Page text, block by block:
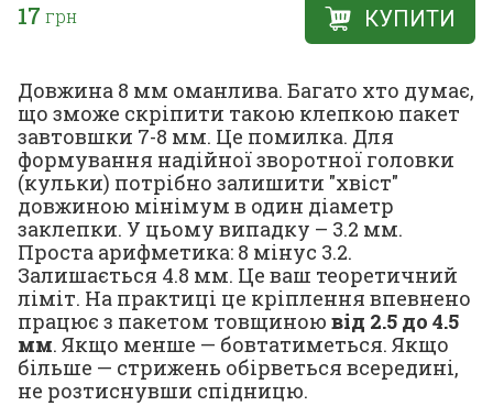
17 грн КУПИТИ
Довжина 8 мм оманлива. Багато хто думає,
що зможе скріпити такою клепкою пакет
завтовшки 7-8 мм. Це помилка. Для
формування надійної зворотної головки
(кульки) потрібно залишити "хвіст"
довжиною мінімум в один діаметр
заклепки. У цьому випадку – 3.2 мм.
Проста арифметика: 8 мінус 3.2.
Залишається 4.8 мм. Це ваш теоретичний
ліміт. На практиці це кріплення впевнено
працює з пакетом товщиною від 2.5 до 4.5
мм. Якщо менше — бовтатиметься. Якщо
більше — стрижень обірветься всередині,
не розтиснувши спідницю.